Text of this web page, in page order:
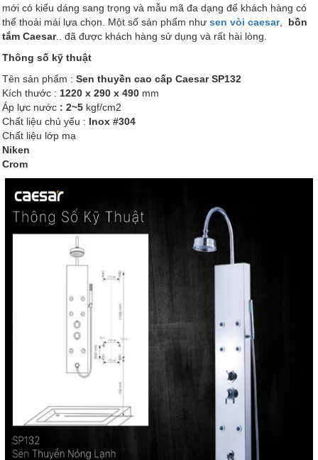
mới có kiểu dáng sang trọng và mẫu mã đa dạng để khách hàng có
thể thoải mái lựa chọn. Một số sản phẩm như sen vòi caesar, bồn
tắm Caesar.. đã được khách hàng sử dụng và rất hài lòng.
Thông số kỹ thuật
Tên sản phẩm : Sen thuyền cao cấp Caesar SP132
Kích thước : 1220 x 290 x 490 mm
Áp lực nước : 2~5 kgf/cm2
Chất liệu chủ yếu : Inox #304
Chất liệu lớp mạ
Niken
Crom